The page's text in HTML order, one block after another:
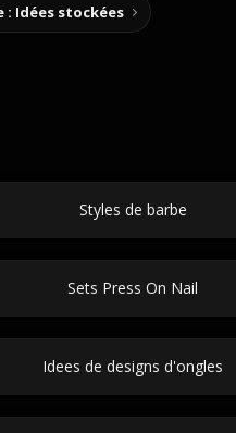
: Idées stockées
Styles de barbe
Sets Press On Nail
Idees de designs d'ongles